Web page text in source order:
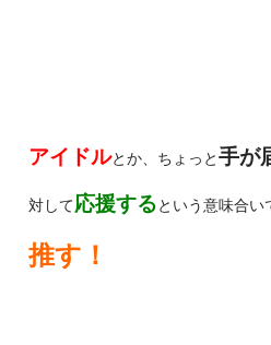
アイドルとか、ちょっと手が
対して応援するという意味合い
推す！